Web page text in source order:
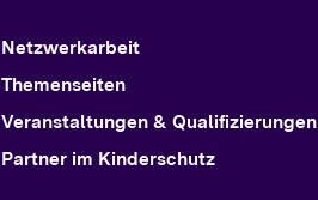
Netzwerkarbeit
Themenseiten
Veranstaltungen & Qualifizierungen
Partner im Kinderschutz